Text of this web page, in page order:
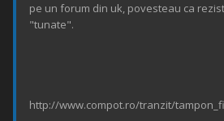
pe un forum din uk, povesteau ca
"tunate".
http://www.compot.ro/tranzit/